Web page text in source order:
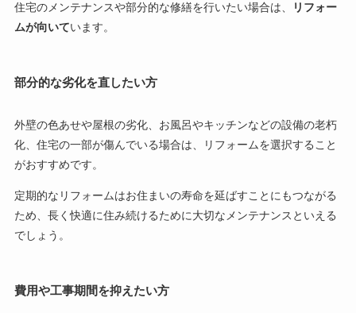
住宅のメンテナンスや部分的な修繕を行いたい場合は、
リフォー
ムが向いています。
部分的な劣化を直したい方
外壁の色あせや屋根の劣化、お風呂やキッチンなどの設備の老朽
化、住宅の一部が傷んでいる場合は、リフォームを選択すること
がおすすめです。
定期的なリフォームはお住まいの寿命を延ばすことにもつながる
ため、長く快適に住み続けるために大切なメンテナンスといえる
でしょう。
費用や工事期間を抑えたい方